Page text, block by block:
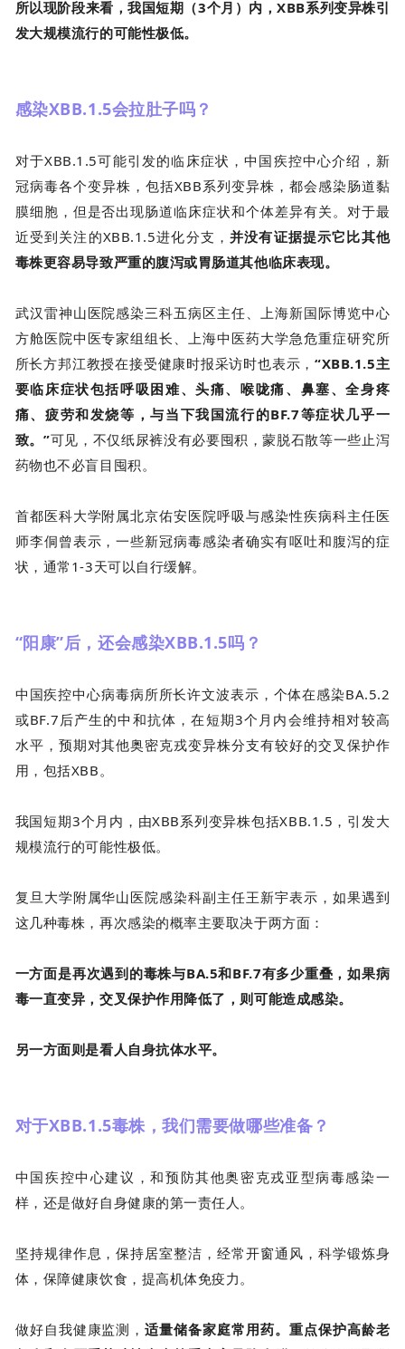
所以现阶段来看，我国短期（3个月）内，XBB系列变异株引
发大规模流行的可能性极低。
感染XBB.1.5会拉肚子吗？
对于XBB.1.5可能引发的临床症状，中国疾控中心介绍，新
冠病毒各个变异株，包括XBB系列变异株，都会感染肠道黏
膜细胞，但是否出现肠道临床症状和个体差异有关。对于最
近受到关注的XBB.1.5进化分支，并没有证据提示它比其他
毒株更容易导致严重的腹泻或胃肠道其他临床表现。
武汉雷神山医院感染三科五病区主任、上海新国际博览中心
方舱医院中医专家组组长、上海中医药大学急危重症研究所
所长方邦江教授在接受健康时报采访时也表示，“XBB.1.5主
要临床症状包括呼吸困难、头痛、喉咙痛、鼻塞、全身疼
痛、疲劳和发烧等，与当下我国流行的BF.7等症状几乎一
致。”可见，不仅纸尿裤没有必要囤积，蒙脱石散等一些止泻
药物也不必盲目囤积。
首都医科大学附属北京佑安医院呼吸与感染性疾病科主任医
师李侗曾表示，一些新冠病毒感染者确实有呕吐和腹泻的症
状，通常1-3天可以自行缓解。
“阳康”后，还会感染XBB.1.5吗？
中国疾控中心病毒病所所长许文波表示，个体在感染BA.5.2
或BF.7后产生的中和抗体，在短期3个月内会维持相对较高
水平，预期对其他奥密克戎变异株分支有较好的交叉保护作
用，包括XBB。
我国短期3个月内，由XBB系列变异株包括XBB.1.5，引发大
规模流行的可能性极低。
复旦大学附属华山医院感染科副主任王新宇表示，如果遇到
这几种毒株，再次感染的概率主要取决于两方面：
一方面是再次遇到的毒株与BA.5和BF.7有多少重叠，如果病
毒一直变异，交叉保护作用降低了，则可能造成感染。
另一方面则是看人自身抗体水平。
对于XBB.1.5毒株，我们需要做哪些准备？
中国疾控中心建议，和预防其他奥密克戎亚型病毒感染一
样，还是做好自身健康的第一责任人。
坚持规律作息，保持居室整洁，经常开窗通风，科学锻炼身
体，保障健康饮食，提高机体免疫力。
做好自我健康监测，适量储备家庭常用药。重点保护高龄老